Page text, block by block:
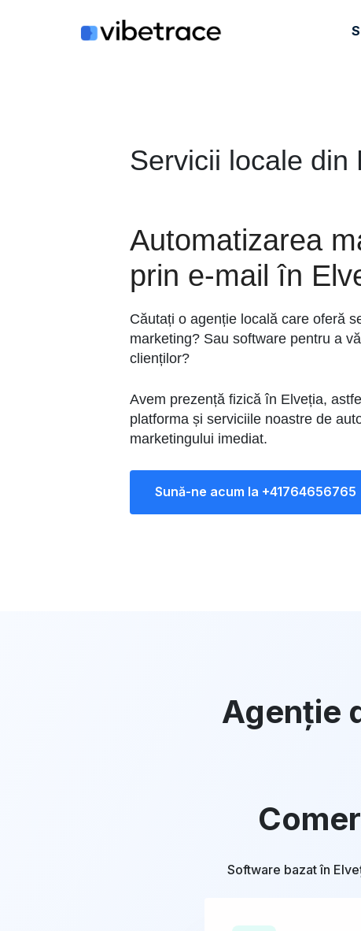
Servicii locale din
Automatizarea
prin e-mail în
Căutați o agenție locală care oferă
marketing? Sau software pentru a
clienților?
Avem prezență fizică în Elveția,
platforma și serviciile noastre de
marketingului imediat.
Sună-ne acum la +41764656765
Agenție
Software bazat în